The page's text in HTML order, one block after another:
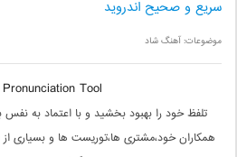
سریع و صحیح اندروید
موضوعات:آهنگ شاد
Tool
تلفظ خود را بهبود بخشید و با اعتماد به
همکاران خود،مشتری ها،توریست ها و بسیاری از